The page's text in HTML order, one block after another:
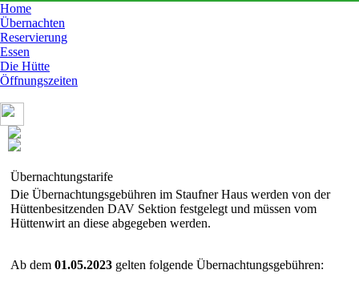
Home
Übernachten
Reservierung
Essen
Die Hütte
Öffnungszeiten
Übernachtungstarife
Die Übernachtungsgebühren im Staufner Haus werden von der
Hüttenbesitzenden DAV Sektion festgelegt und müssen vom
Hüttenwirt an diese abgegeben werden.
Ab dem 01.05.2023 gelten folgende Übernachtungsgebühren: